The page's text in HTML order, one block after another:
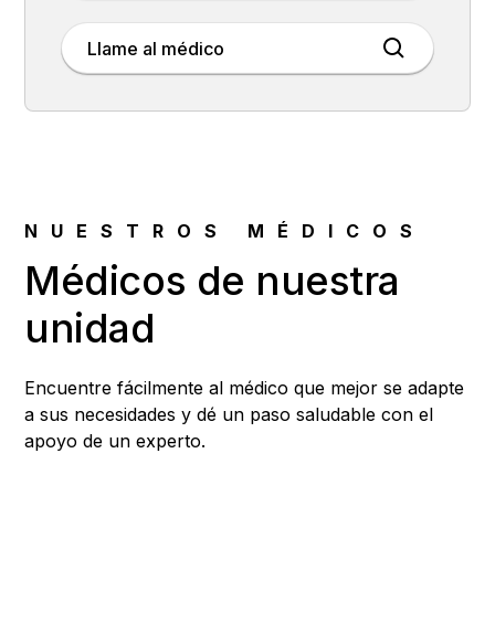
Llame al médico
NUESTROS MÉDICOS
Médicos de nuestra
unidad
Encuentre fácilmente al médico que mejor se adapte
a sus necesidades y dé un paso saludable con el
apoyo de un experto.